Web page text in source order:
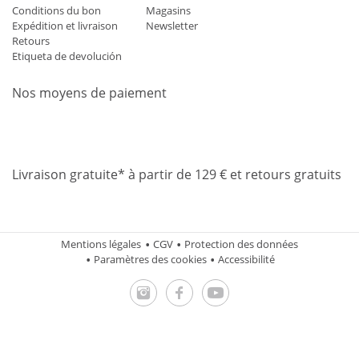
Conditions du bon
Expédition et livraison
Retours
Etiqueta de devolución
Magasins
Newsletter
Nos moyens de paiement
Livraison gratuite* à partir de 129 € et retours gratuits
Mentions légales CGV
Protection des données
Paramètres des cookies
Accessibilité